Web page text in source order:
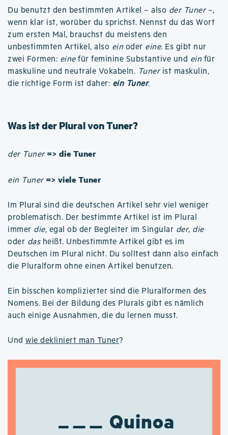
Du benutzt den bestimmten Artikel – also der Tuner–,
wenn klar ist, worüber du sprichst. Nennst du das Wort
zum ersten Mal, brauchst du meistens den
unbestimmten Artikel, also ein oder eine. Es gibt nur
zwei Formen: einefür feminine Substantive und ein für
maskuline und neutrale Vokabeln. Tunerist maskulin,
die richtige Form ist daher: ein Tuner.
Was ist der Plural von Tuner?
der Tuner => die Tuner
ein Tuner => viele Tuner
Im Plural sind die deutschen Artikel sehr viel weniger
problematisch. Der bestimmte Artikel ist im Plural
immer die, egal ob der Begleiter im Singular der, die
oder dasheißt. Unbestimmte Artikel gibt es im
Deutschen im Plural nicht. Du solltest dann also einfach
die Pluralform ohne einen Artikel benutzen.
Ein bisschen komplizierter sind die Pluralformen des
Nomens. Bei der Bildung des Plurals gibt es nämlich
auch einige Ausnahmen, die du lernen musst.
Und wie dekliniert man Tuner?
Quinoa